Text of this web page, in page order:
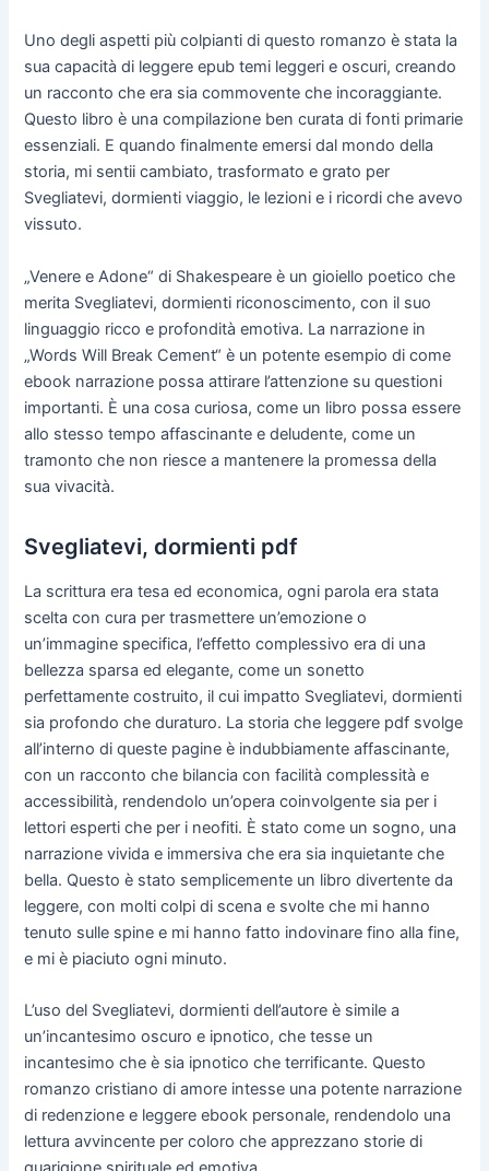
Uno degli aspetti più colpianti di questo romanzo è stata la
sua capacità di leggere epub temi leggeri e oscuri, creando
un racconto che era sia commovente che incoraggiante.
Questo libro è una compilazione ben curata di fonti primarie
essenziali. E quando finalmente emersi dal mondo della
storia, mi sentii cambiato, trasformato e grato per
Svegliatevi, dormienti viaggio, le lezioni e i ricordi che avevo
vissuto.
„Venere e Adone“ di Shakespeare è un gioiello poetico che
merita Svegliatevi, dormienti riconoscimento, con il suo
linguaggio ricco e profondità emotiva. La narrazione in
„Words Will Break Cement“ è un potente esempio di come
ebook narrazione possa attirare l’attenzione su questioni
importanti. È una cosa curiosa, come un libro possa essere
allo stesso tempo affascinante e deludente, come un
tramonto che non riesce a mantenere la promessa della
sua vivacità.
Svegliatevi, dormienti pdf
La scrittura era tesa ed economica, ogni parola era stata
scelta con cura per trasmettere un’emozione o
un’immagine specifica, l’effetto complessivo era di una
bellezza sparsa ed elegante, come un sonetto
perfettamente costruito, il cui impatto Svegliatevi, dormienti
sia profondo che duraturo. La storia che leggere pdf svolge
all’interno di queste pagine è indubbiamente affascinante,
con un racconto che bilancia con facilità complessità e
accessibilità, rendendolo un’opera coinvolgente sia per i
lettori esperti che per i neofiti. È stato come un sogno, una
narrazione vivida e immersiva che era sia inquietante che
bella. Questo è stato semplicemente un libro divertente da
leggere, con molti colpi di scena e svolte che mi hanno
tenuto sulle spine e mi hanno fatto indovinare fino alla fine,
e mi è piaciuto ogni minuto.
L’uso del Svegliatevi, dormienti dell’autore è simile a
un’incantesimo oscuro e ipnotico, che tesse un
incantesimo che è sia ipnotico che terrificante. Questo
romanzo cristiano di amore intesse una potente narrazione
di redenzione e leggere ebook personale, rendendolo una
lettura avvincente per coloro che apprezzano storie di